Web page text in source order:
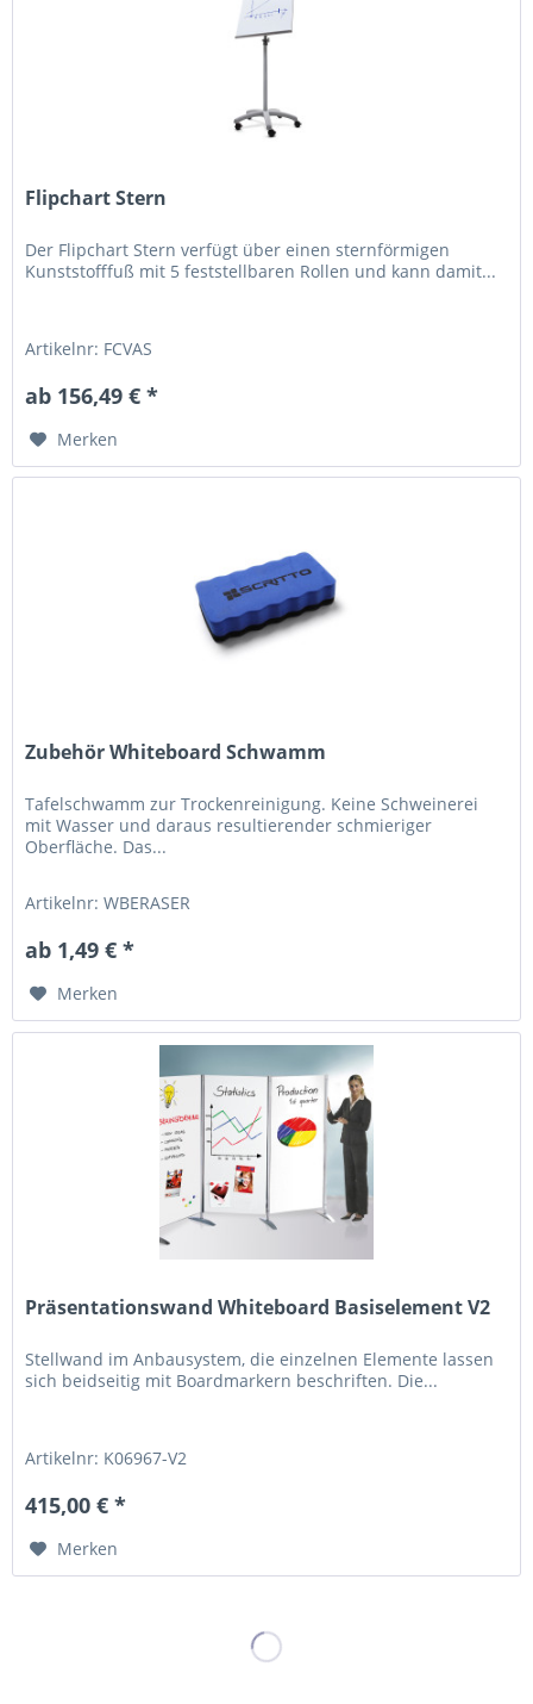
Flipchart Stern
Der Flipchart Stern verfügt über einen sternförmigen
Kunststofffuß mit 5 feststellbaren Rollen und kann damit...
Artikelnr: FCVAS
ab 156,49 € *
Merken
Zubehör Whiteboard Schwamm
Tafelschwamm zur Trockenreinigung. Keine Schweinerei
mit Wasser und daraus resultierender schmieriger
Oberfläche. Das...
Artikelnr: WBERASER
ab 1,49 € *
Merken
Präsentationswand Whiteboard Basiselement V2
Stellwand im Anbausystem, die einzelnen Elemente lassen
sich beidseitig mit Boardmarkern beschriften. Die...
Artikelnr: K06967-V2
415,00 € *
Merken